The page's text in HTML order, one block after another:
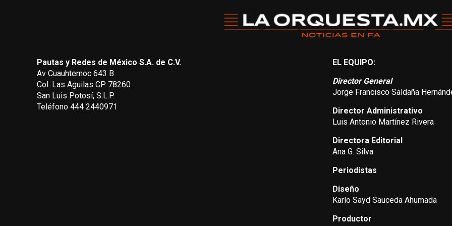
Pautas y Redes de México S.A. de C.V.
Av Cuauhtemoc 643 B
Col. Las Aguilas CP 78260
San Luis Potosí, S.L.P.
Teléfono 444 2440971
EL EQUIPO:
Director General
Jorge Francisco Saldaña
Director Administrativo
Luis Antonio Martínez Rivera
Directora Editorial
Ana G. Silva
Periodistas
Diseño
Karlo Sayd Sauceda Ahumada
Productor